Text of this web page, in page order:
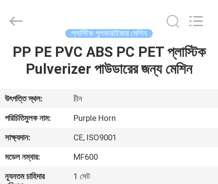
বাড়ি
আমাদের
সম্পর্কে
কারখানা
ভ্রমণ
প্লাস্টিক পুলভারাইজার মেশিন
PP PE PVC ABS PC PET প্লাস্টিক
Pulverizer পাউডারের জন্য মেশিন
উৎপত্তি স্থল:
চীন
পরিচিতিমুলক নাম:
Purple Horn
সাক্ষ্যদান:
CE, ISO9001
মডেল নম্বার:
MF600
ন্যূনতম চাহিদার
1 সেট